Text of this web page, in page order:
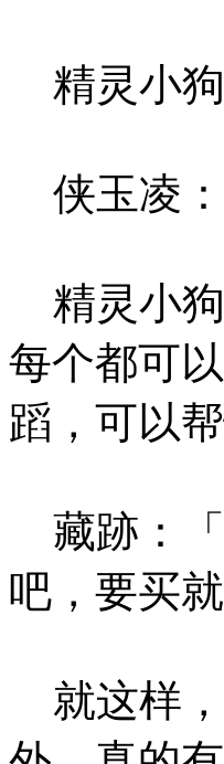
精灵小狗
侠玉凌：
精灵小狗
每个都可
蹈，可以
藏跡：「
吧，要买
就这样，